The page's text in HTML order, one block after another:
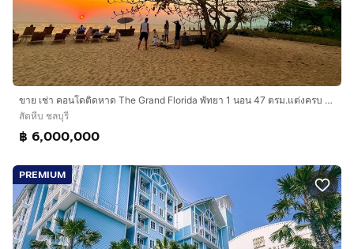
#คอนโดให้เช่า#คอนโดติดทะเล #คอนโดตากอากาศ
#คอนโดบางเสร่ #คอนโดสัตหีบ
#คอนโดวิวทะเล#คอนโดสไตล์รีสอร์ท
#ที่ดินสวยbyหนูอมรพรรณ
ขาย เช่า คอนโดติดหาด The Grand Florida พัทยา 1 นอน 47 ตรม.แต่งครบ พร้อมอยู่ ลงทุนปล่อยเช่า
สัตหีบ ชลบุรี
฿ 6,000,000
PREMIUM